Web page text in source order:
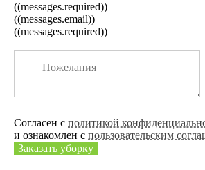
((messages.required))
((messages.email))
((messages.required))
Согласен с политикой
и ознакомлен с пользовательским
Заказать уборку